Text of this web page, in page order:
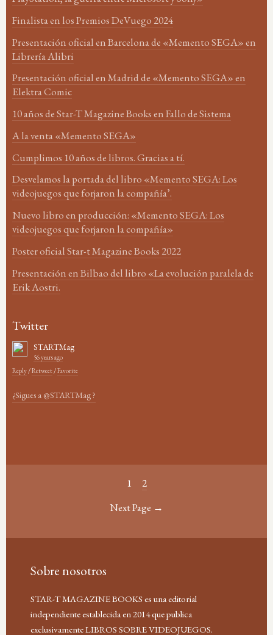
Finalista en los Premios DeVuego 2024
Presentación oficial en Barcelona de «Memento SEGA» en
Librería Alibri
Presentación oficial en Madrid de «Memento SEGA» en
Elektra Comic
10 años de Star-T Magazine Books en Fallo de Sistema
A la venta «Memento SEGA»
Cumplimos 10 años de libros. Gracias a tí.
Desvelamos la portada del libro «Memento SEGA: Los
videojuegos que forjaron la compañía’.
Nuevo libro en producción: «Memento SEGA: Los
videojuegos que forjaron la compañía»
Poster oficial Star-t Magazine Books 2022
Presentación en Bilbao del libro «La evolución paralela de
Erik Aostri.
Twitter
STARTMag
56 years ago
Reply/Retweet/Favorite
¿Sigues a @STARTMag ?
1
2
Next Page →
Sobre nosotros
STAR-T MAGAZINE BOOKS es una editorial
independiente establecida en 2014 que publica
exclusivamente LIBROS SOBRE VIDEOJUEGOS.